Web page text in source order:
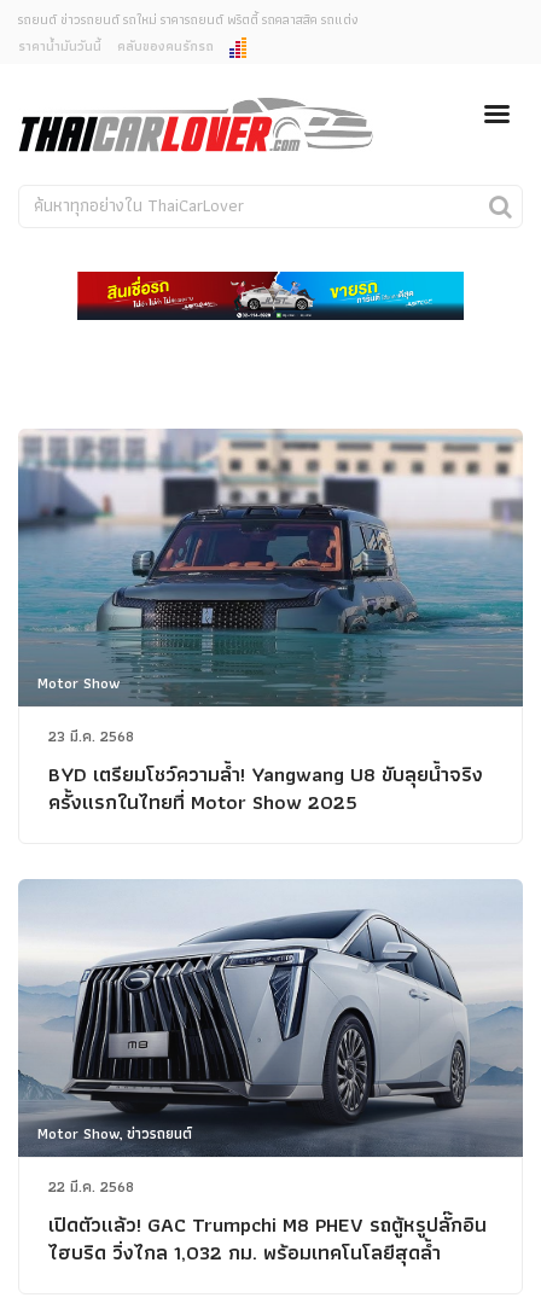
ยกเลิกการแจ้งเตือน
คุณต้องการยกเลิกการแจ้งเตือนข่าวสารเมื่อมีการอัพเดต
ใช่หรือไม่?
ไม่
รถยนต์ ข่าวรถยนต์ รถใหม่ ราคารถยนต์ พริตตี้ รถคลาสสิค รถแต่ง
ราคาน้ำมันวันนี้
คลับของคนรักรถ
รถใหม่
คนรักรถ
งานแสดงรถ
Motor Show
23 มี.ค. 2568
BYD เตรียมโชว์ความล้ำ! Yangwang U8 ขับลุยน้ำจริง
ครั้งแรกในไทยที่ Motor Show 2025
Motor Show, ข่าวรถยนต์
22 มี.ค. 2568
เปิดตัวแล้ว! GAC Trumpchi M8 PHEV รถตู้หรูปลั๊กอิน
ไฮบริด วิ่งไกล 1,032 กม. พร้อมเทคโนโลยีสุดล้ำ